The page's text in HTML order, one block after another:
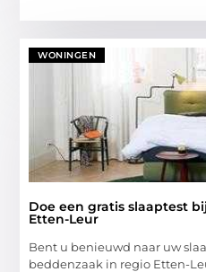
WONINGEN
Doe een gratis slaaptest
Etten-Leur
Bent u benieuwd naar uw
beddenzaak in regio Etten-